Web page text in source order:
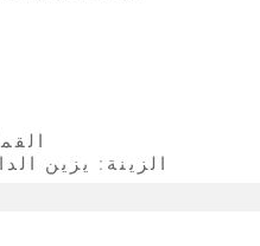
* الزينة: يزين